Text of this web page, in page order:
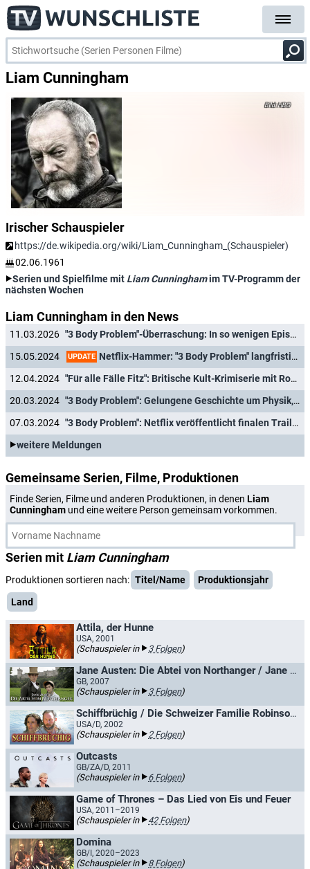
Liam Cunningham
HBO
Irischer Schauspieler
https://de.wikipedia.org/wiki/Liam_Cunningham_(Schauspieler)
02.06.1961
Serien und Spielfilme mit Liam Cunninghamim TV-Programm der
nächsten Wochen
Liam Cunningham in den News
11.03.2026
"3 Body Problem"-Überraschung: In so wenigen Episoden soll Serie beendet werden
15.05.2024
UPDATE Netflix-Hammer: "3 Body Problem" langfristig bis zum Serienende verlängert
12.04.2024
"Für alle Fälle Fitz": Britische Kult-Krimiserie mit Robbie Coltrane erstmals als digitales Release
20.03.2024
"3 Body Problem": Gelungene Geschichte um Physik, Aliens und virtuelle Welten
07.03.2024
"3 Body Problem": Netflix veröffentlicht finalen Trailer zur Big-Budget-Produktion der "Game of Thrones"-Macher
weitere Meldungen
Gemeinsame Serien, Filme, Produktionen
Finde Serien, Filme und anderen Produktionen, in denen Liam
Cunningham und eine weitere Person gemeinsam vorkommen.
Serien mit Liam Cunningham
Produktionen sortieren nach: Titel/Name
Produktionsjahr
Land
Attila, der Hunne
USA, 2001
(Schauspieler in 3 Folgen)
Jane Austen: Die Abtei von Northanger / Jane Austens Northanger Abbey
GB, 2007
(Schauspieler in 3 Folgen)
Schiffbrüchig / Die Schweizer Familie Robinson - Schiffsbrüchig
USA/D, 2002
(Schauspieler in 2 Folgen)
Outcasts
GB/ZA/D, 2011
(Schauspieler in 6 Folgen)
Game of Thrones – Das Lied von Eis und Feuer
USA, 2011–2019
(Schauspieler in 42 Folgen)
Domina
GB/I, 2020–2023
(Schauspieler in 8 Folgen)